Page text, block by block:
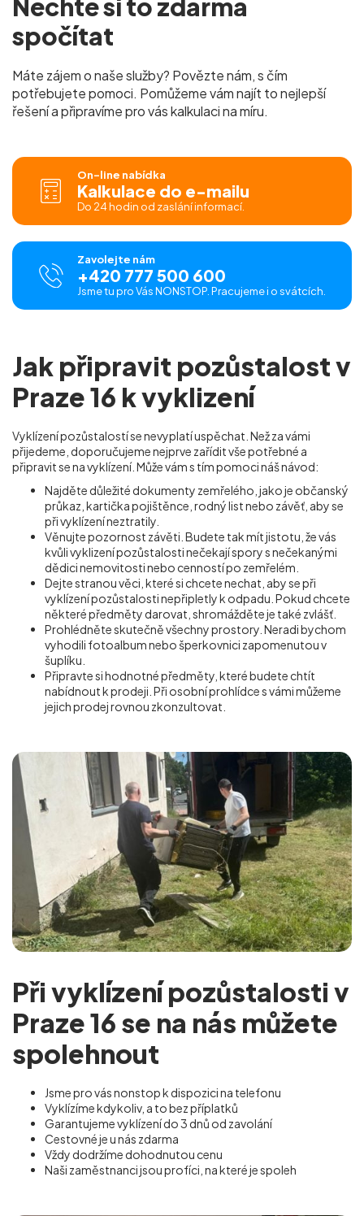
Nechte si tozdarma
spočítat
Máte zájem o naše služby? Povězte nám, s čím
potřebujete pomoci. Pomůžeme vám najít to nejlepší
řešení a připravíme pro váskalkulaci na míru.
On-line nabídka
Kalkulace do e-mailu
Do 24 hodin od zaslání informací.
Zavolejte nám
+420 777 500 600
Jsme tu pro Vás NONSTOP. Pracujeme i o svátcích.
Jak připravit pozůstalost v
Praze 16 k vyklizení
Vyklízení pozůstalostí se nevyplatí uspěchat. Než za vámi
přijedeme, doporučujeme nejprve zařídit vše potřebné a
připravit se na vyklízení. Může vám s tím pomoci náš návod:
Najděte důležité dokumenty zemřelého, jako je občanský
průkaz, kartička pojištěnce, rodný list nebo závěť, aby se
při vyklízení neztratily.
Věnujte pozornost závěti. Budete tak mít jistotu, že vás
kvůli vyklizení pozůstalosti nečekají spory s nečekanými
dědici nemovitosti nebo cenností po zemřelém.
Dejte stranou věci, které si chcete nechat, aby se při
vyklízení pozůstalosti nepřipletly k odpadu. Pokud chcete
některé předměty darovat, shromážděte je také zvlášť.
Prohlédněte skutečně všechny prostory. Neradi bychom
vyhodili fotoalbum nebo šperkovnici zapomenutou v
šuplíku.
Připravte si hodnotné předměty, které budete chtít
nabídnout k prodeji. Při osobní prohlídce s vámi můžeme
jejich prodej rovnou zkonzultovat.
Při vyklízení pozůstalosti v
Praze 16 se na nás můžete
spolehnout
Jsme pro vás nonstop k dispozici na telefonu
Vyklízíme kdykoliv, a to bez příplatků
Garantujeme vyklízení do 3 dnů od zavolání
Cestovné je u nás zdarma
Vždy dodržíme dohodnutou cenu
Naši zaměstnanci jsou profíci, na které je spoleh